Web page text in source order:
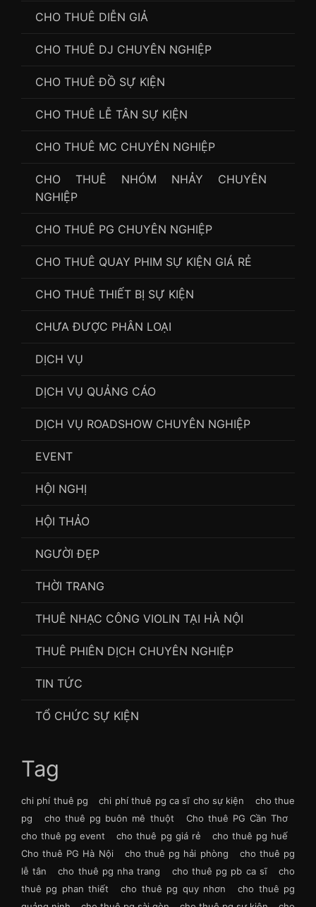
CHO THUÊ DIỄN GIẢ
CHO THUÊ DJ CHUYÊN NGHIỆP
CHO THUÊ ĐỒ SỰ KIỆN
CHO THUÊ LỄ TÂN SỰ KIỆN
CHO THUÊ MC CHUYÊN NGHIỆP
CHO THUÊ NHÓM NHẢY CHUYÊN
NGHIỆP
CHO THUÊ PG CHUYÊN NGHIỆP
CHO THUÊ QUAY PHIM SỰ KIỆN GIÁ RẺ
CHO THUÊ THIẾT BỊ SỰ KIỆN
CHƯA ĐƯỢC PHÂN LOẠI
DỊCH VỤ
DỊCH VỤ QUẢNG CÁO
DỊCH VỤ ROADSHOW CHUYÊN NGHIỆP
EVENT
HỘI NGHỊ
HỘI THẢO
NGƯỜI ĐẸP
THỜI TRANG
THUÊ NHẠC CÔNG VIOLIN TẠI HÀ NỘI
THUÊ PHIÊN DỊCH CHUYÊN NGHIỆP
TIN TỨC
TỔ CHỨC SỰ KIỆN
Tag
chi phí thuê pg chi phí thuê pg ca sĩ cho sự kiện
cho thue
pg
cho thuê pg buôn mê thuột
Cho thuê PG Cần Thơ
cho thuê pg event
cho thuê pg giá rẻ
cho thuê pg huế
Cho thuê PG Hà Nội
cho thuê pg hải phòng
cho thuê pg
lễ tân
cho thuê pg nha trang cho thuê pg pb ca sĩ
cho
thuê pg phan thiết
cho thuê pg quy nhơn
cho thuê pg